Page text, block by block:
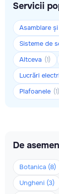
Servicii
Asamblare
Sisteme de
Altceva (1)
Lucrări
Plafoanele (1)
De
Botanica (8)
Ungheni (3)